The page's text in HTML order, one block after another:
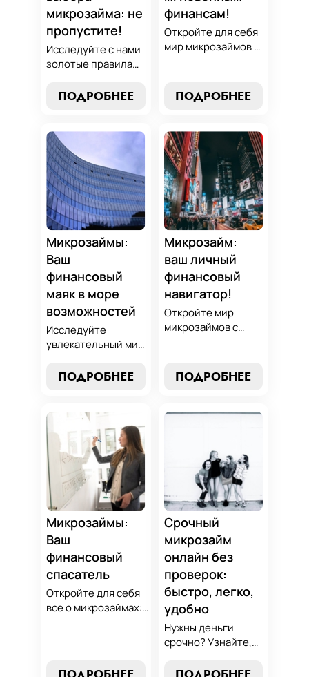
микрозайма: не
пропустите!
Исследуйте с нами
золотые правила
и узнайте, как
вариант,
разработать
стратегию
погашения и
обеспечить свою
финансовую
безопасность. Ваш
компас в мире
микрокредитов!
ПОДРОБНЕЕ
финансам!
Откройте для себя
мир микрозаймов с
выбрать лучший
микрозайм,
стратегии
погашения и
обеспечить себе
финансовую
стабильность. Ваш
ключ к умным
финансам здесь!
ПОДРОБНЕЕ
Микрозаймы:
Ваш
финансовый
маяк в море
возможностей
Исследуйте
увлекательный мир
узнайте, как
вариант для ваших
нужд. Откройте
экспертные
стратегии
погашения и
сделайте
осознанный выбор,
который
поддержит вашу
финансовую
стабильность.
ПОДРОБНЕЕ
Микрозайм:
ваш личный
финансовый
навигатор!
Откройте мир
микрозаймов с
лучшие стратегии
погашения и
избежанию
финансово
грамотным с нами!
ПОДРОБНЕЕ
Микрозаймы:
Ваш
финансовый
спасатель
Откройте для себя
все о микрозаймах:
Срочный
микрозайм
онлайн без
проверок:
быстро, легко,
удобно
Нужны деньги
срочно? Узнайте,
срочный